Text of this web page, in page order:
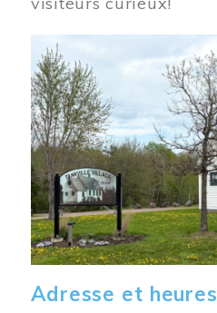
Image
Adresse et heures